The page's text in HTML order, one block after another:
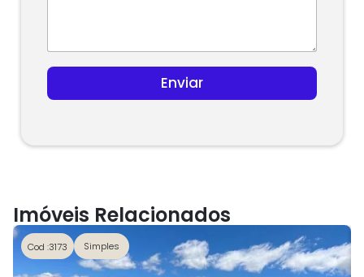
e
s
1
Enviar
Imóveis Relacionados
Cod :3173 Simples